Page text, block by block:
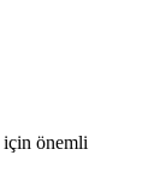
için önemli